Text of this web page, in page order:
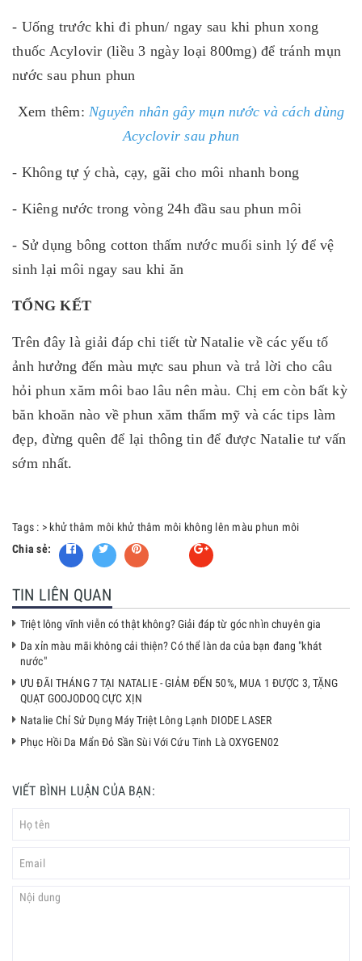
- Uống trước khi đi phun/ ngay sau khi phun xong
thuốc Acylovir (liều 3 ngày loại 800mg) để tránh mụn
nước sau phun phun
Xem thêm: Nguyên nhân gây mụn nước và cách dùng
Acyclovir sau phun
- Không tự ý chà, cạy, gãi cho môi nhanh bong
- Kiêng nước trong vòng 24h đầu sau phun môi
- Sử dụng bông cotton thấm nước muối sinh lý để vệ
sinh lại môi ngay sau khi ăn
TỔNG KẾT
Trên đây là giải đáp chi tiết từ Natalie về các yếu tố
ảnh hưởng đến màu mực sau phun và trả lời cho câu
hỏi phun xăm môi bao lâu nên màu. Chị em còn bất kỳ
băn khoăn nào về phun xăm thẩm mỹ và các tips làm
đẹp, đừng quên để lại thông tin để được Natalie tư vấn
sớm nhất.
Tags : > khử thâm môi khử thâm môi không lên màu phun môi
Chia sẻ:
TIN LIÊN QUAN
Triệt lông vĩnh viễn có thật không? Giải đáp từ góc nhìn chuyên gia
Da xỉn màu mãi không cải thiện? Có thể làn da của bạn đang "khát
nước"
ƯU ĐÃI THÁNG 7 TẠI NATALIE - GIẢM ĐẾN 50%, MUA 1 ĐƯỢC 3, TẶNG
QUẠT GOOJODOQ CỰC XỊN
Natalie Chỉ Sử Dụng Máy Triệt Lông Lạnh DIODE LASER
Phục Hồi Da Mẩn Đỏ Sần Sùi Với Cứu Tinh Là OXYGEN02
VIẾT BÌNH LUẬN CỦA BẠN: